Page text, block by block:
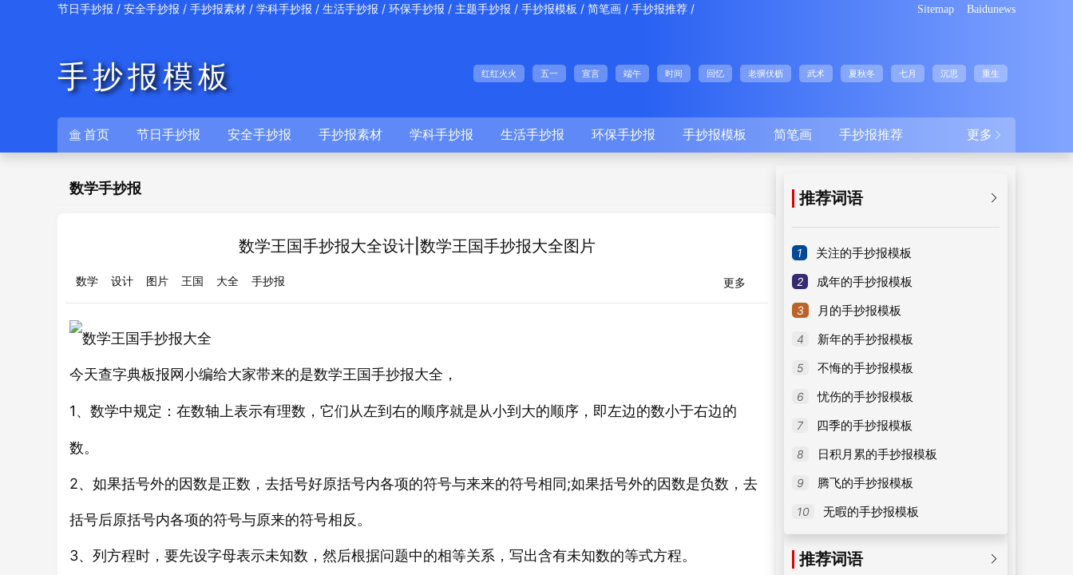
节日手抄报 / 安全手抄报 / 手抄报素材 / 学科手抄报 / 生活手抄报 / 环保手抄报 / 主题手抄报 / 手抄报模板 / 简笔画 / 手抄报推荐 / Sitemap Baidunews
手抄报模板 红红火火 五一 宣言 端午 时间 回忆 老骥伏枥 武术 夏秋冬 七月 沉思 重生
更多 
 首页 节日手抄报 安全手抄报 手抄报素材 学科手抄报 生活手抄报 环保手抄报 手抄报模板 简笔画 手抄报推荐
数学手抄报
数学王国手抄报大全设计|数学王国手抄报大全图片
更多
数学 设计 图片 王国 大全 手抄报
今天查字典板报网小编给大家带来的是数学王国手抄报大全，
1、 数学中规定：在数轴上表示有理数，它们从左到右的顺序就是从小到大的顺序，即左边的数小于右边的
数。
2、如果括号外的因数是正数，去括号好原括号内各项的符号与来来的符号相同;如果括号外的因数是负数，去
括号后原括号内各项的符号与原来的符号相反。
3、列方程时，要先设字母表示未知数，然后根据问题中的相等关系，写出含有未知数的等式方程。

推荐词语
1 关注的手抄报模板
2 成年的手抄报模板
3 月的手抄报模板
4 新年的手抄报模板
5 不悔的手抄报模板
6 忧伤的手抄报模板
7 四季的手抄报模板
8 日积月累的手抄报模板
9 腾飞的手抄报模板
10 无暇的手抄报模板

推荐词语